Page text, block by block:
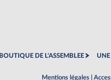
BOUTIQUE DE L'ASSEMBLEE UNE
Mentions légales